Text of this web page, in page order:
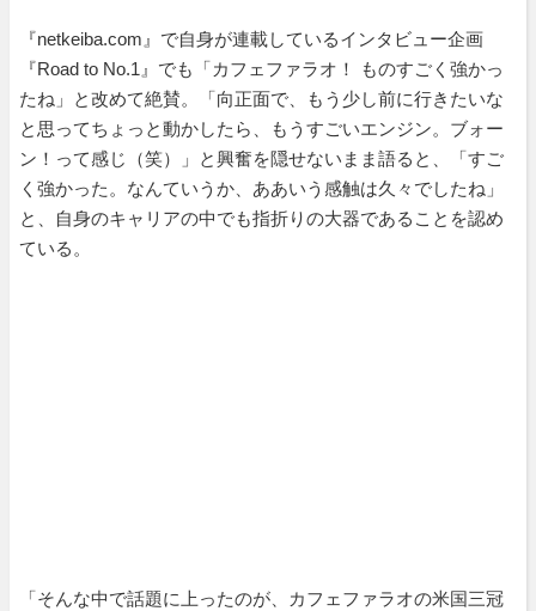
『netkeiba.com』で自身が連載しているインタビュー企画
『Road to No.1』でも「カフェファラオ！ ものすごく強かっ
たね」と改めて絶賛。「向正面で、もう少し前に行きたいな
と思ってちょっと動かしたら、もうすごいエンジン。ブォー
ン！って感じ（笑）」と興奮を隠せないまま語ると、「すご
く強かった。なんていうか、ああいう感触は久々でしたね」
と、自身のキャリアの中でも指折りの大器であることを認め
ている。
「そんな中で話題に上ったのが、カフェファラオの米国三冠